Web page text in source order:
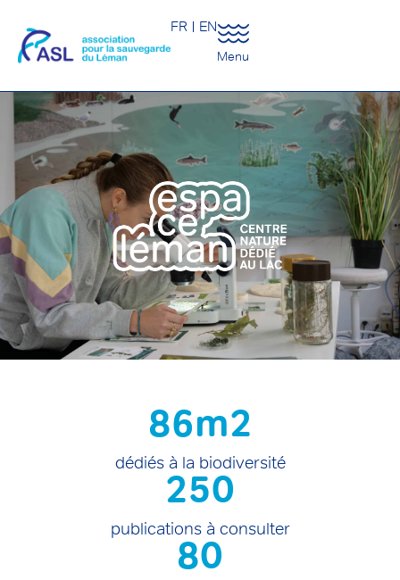
FR EN
Menu
dédiés à la biodiversité
86m2
publications à consulter
250
80